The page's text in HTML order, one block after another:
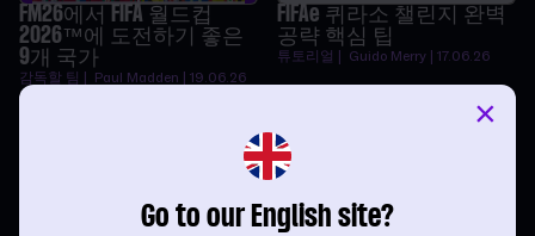
FM26에서 FIFA 월드컵
2026™에 도전하기 좋은
9개 국가
감독할 팀 | Paul Madden | 19.06.26
FIFAe 퀴라소 챌린지 완벽
공략 핵심 팁
튜토리얼 | Guido Merry | 17.06.26
Go to our English site?
×